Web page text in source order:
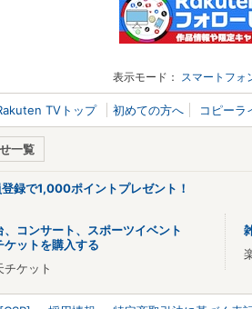
表示モード： スマートフォ
TVトップ 初めての方へ コピーラ
一覧
録で1,000ポイントプレゼント！
、コンサート、スポーツイベント
ケットを購入する
チケット